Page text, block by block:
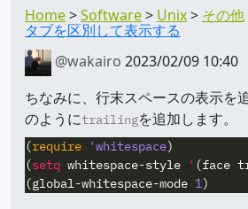
Home Software Unix その他
タブを区別して表示する
@wakairo 2023/02/09 10:40
ちなみに、行末スペースの表示を
のようにtrailingを追加します。
(require 'whitespace)
(setq whitespace-style ' (face
(global-whitespace-mode 1)